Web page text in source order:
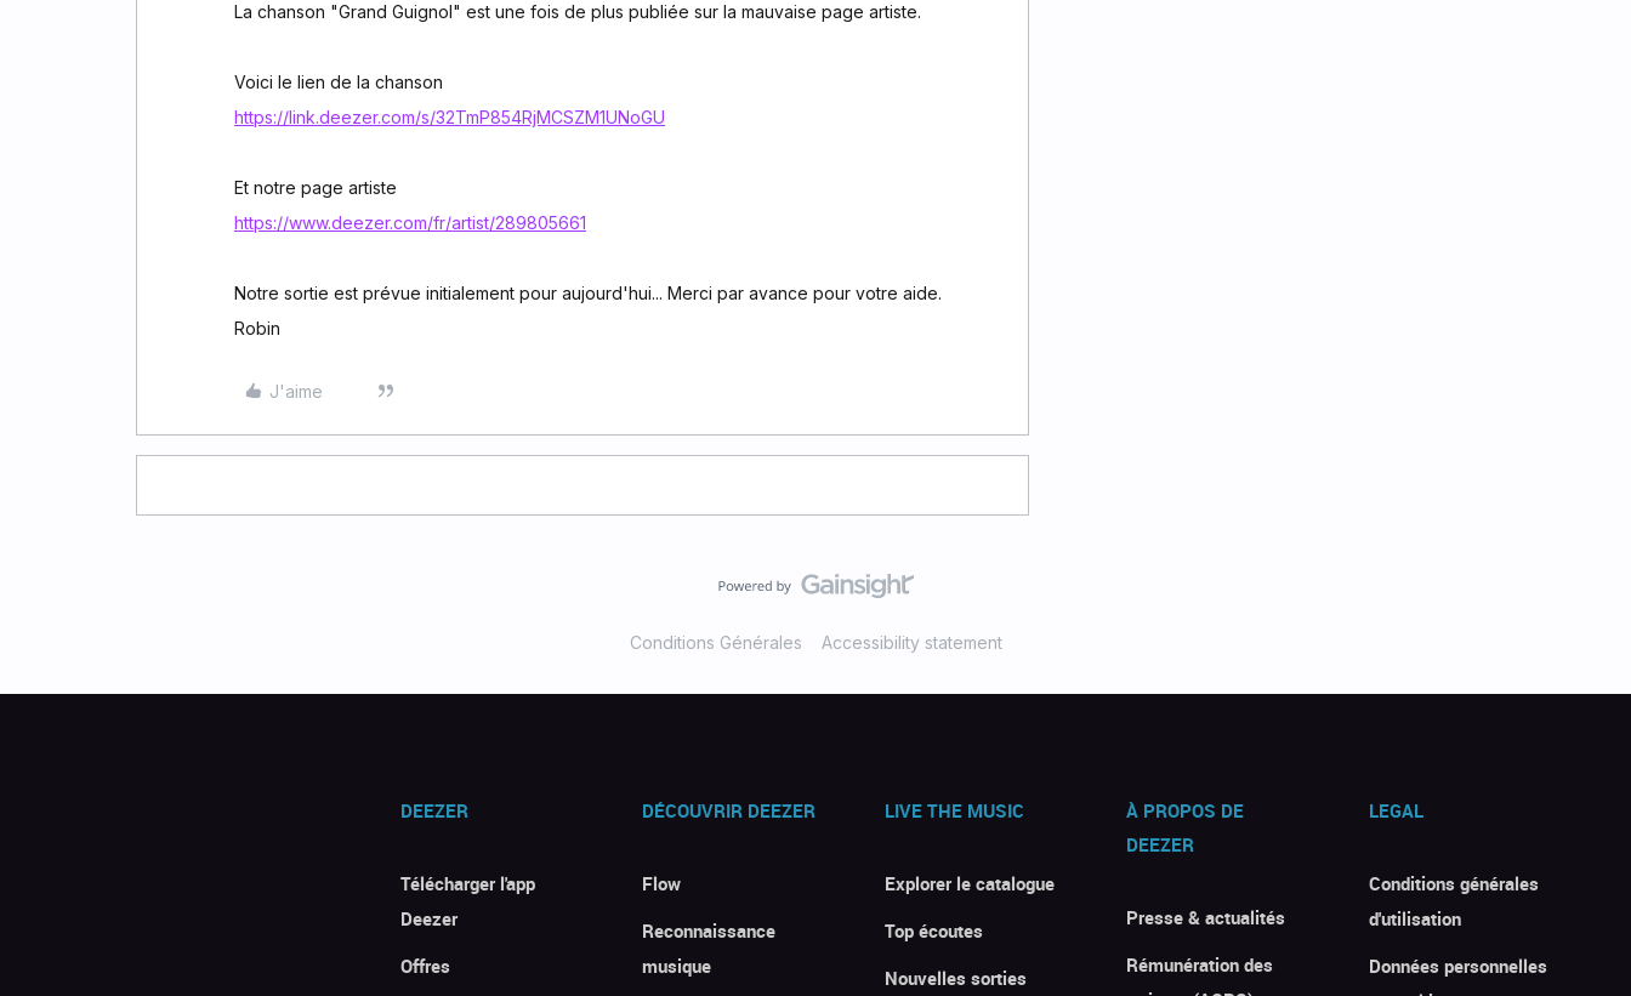
La chanson "Grand Guignol" est une fois de plus publiée sur la mauvaise page artiste.
Voici le lien de la chanson
https://link.deezer.com/s/32TmP854RjMCSZM1UNoGU
Et notre page artiste
https://www.deezer.com/fr/artist/289805661
Notre sortie est prévue initialement pour aujourd'hui... Merci par avance pour votre aide.
Robin
J'aime
Conditions Générales Accessibility statement
DEEZER
Télécharger l'app
Deezer
Offres
DÉCOUVRIR DEEZER
Flow
Reconnaissance
musique
LIVE THE MUSIC
Explorer le catalogue
Top écoutes
Nouvelles sorties
À PROPOS DE
DEEZER
Presse & actualités
Rémunération des
LEGAL
Conditions générales
d'utilisation
Données personnelles